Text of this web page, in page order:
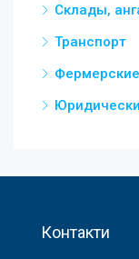
Склады,
Транспорт
Контакти